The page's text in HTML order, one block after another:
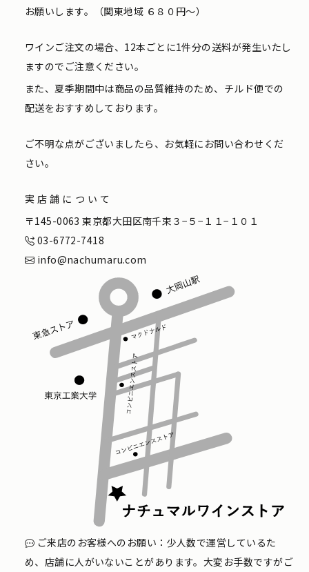
お願いします。（関東地域 ６８０円〜）
ワインご注文の場合、12本ごとに1件分の送料が発生いたし
ますのでご注意ください。
また、夏季期間中は商品の品質維持のため、チルド便での
配送をおすすめしております。
ご不明な点がございましたら、お気軽にお問い合わせくだ
さい。
実店舗について
〒145-0063 東京都大田区南千束３−５−１１−１０１
03-6772-7418
info@nachumaru.com
ご来店のお客様へのお願い：少人数で運営しているた
め、店舗に人がいないことがあります。大変お手数ですがご